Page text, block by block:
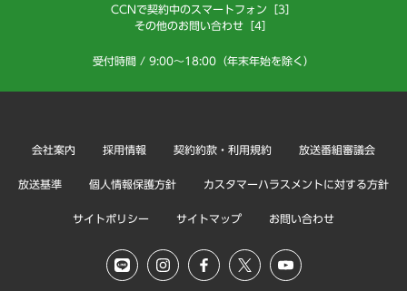
CCNで契約中のスマートフォン［3］
その他のお問い合わせ［4］
受付時間 / 9:00～18:00（年末年始を除く）
会社案内 採用情報 契約約款・利用規約 放送番組審議会
放送基準 個人情報保護方針 カスタマーハラスメントに対する方針
サイトポリシー サイトマップ お問い合わせ